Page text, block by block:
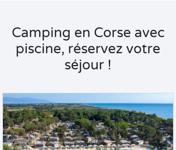
Camping en Corse avec
piscine, réservez votre
séjour !